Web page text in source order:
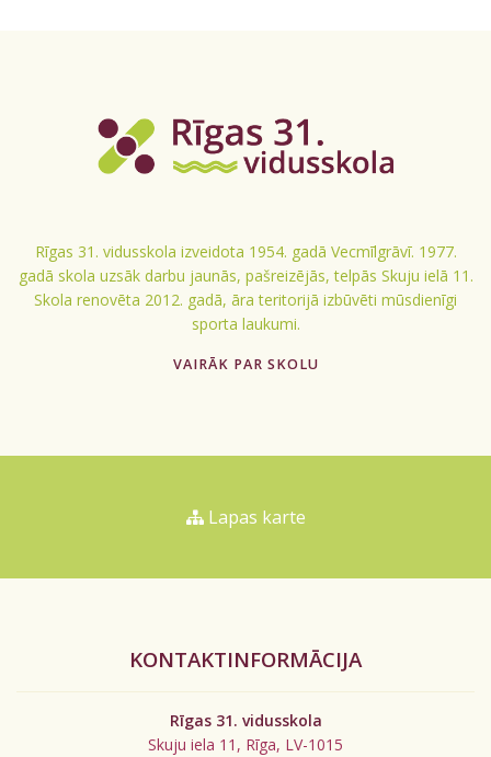
Rīgas 31. vidusskola izveidota 1954. gadā Vecmīlgrāvī. 1977.
gadā skola uzsāk darbu jaunās, pašreizējās, telpās Skuju ielā 11.
Skola renovēta 2012. gadā, āra teritorijā izbūvēti mūsdienīgi
sporta laukumi.
VAIRĀK PAR SKOLU
Lapas karte
KONTAKTINFORMĀCIJA
Rīgas 31. vidusskola
Skuju iela 11, Rīga, LV-1015